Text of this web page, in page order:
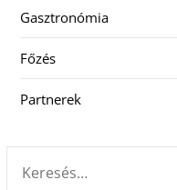
Gasztronómia
Főzés
Partnerek